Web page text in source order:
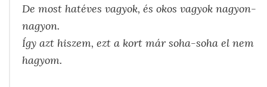
De most hatéves vagyok, és okos vagyok nagyon-
nagyon.
Így azt hiszem, ezt a kort már soha-soha el nem
hagyom.